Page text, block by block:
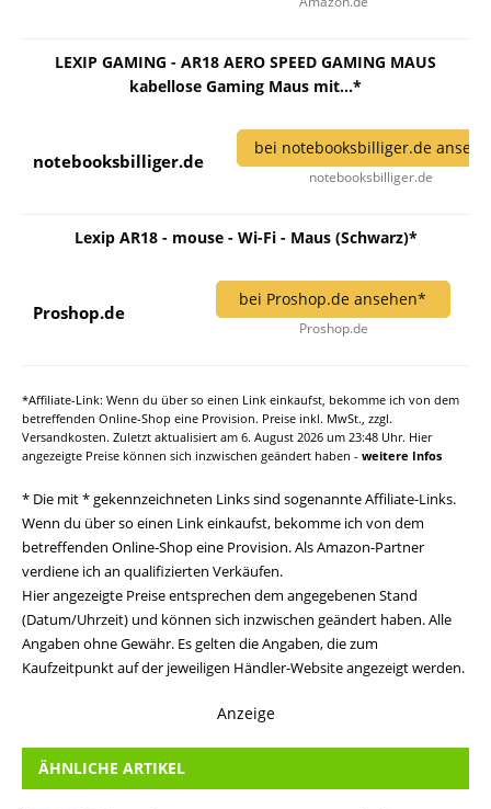
LEXIP GAMING - AR18 AERO SPEED GAMING MAUS
kabellose Gaming Maus mit...*
notebooksbilliger.de
bei notebooksbilliger.de
notebooksbilliger.de
Lexip AR18 - mouse - Wi-Fi - Maus (Schwarz)*
Proshop.de
bei Proshop.de ansehen*
Proshop.de
*Affiliate-Link: Wenn du über so einen Link einkaufst, bekomme ich von dem
betreffenden Online-Shop eine Provision. Preise inkl. MwSt., zzgl.
Versandkosten. Zuletzt aktualisiert am 6. August 2026 um 23:48 Uhr. Hier
angezeigte Preise können sich inzwischen geändert haben - weitere Infos
* Die mit * gekennzeichneten Links sind sogenannte Affiliate-Links.
Wenn du über so einen Link einkaufst, bekomme ich von dem
betreffenden Online-Shop eine Provision. Als Amazon-Partner
verdiene ich an qualifizierten Verkäufen.
Hier angezeigte Preise entsprechen dem angegebenen Stand
(Datum/Uhrzeit) und können sich inzwischen geändert haben. Alle
Angaben ohne Gewähr. Es gelten die Angaben, die zum
Kaufzeitpunkt auf der jeweiligen Händler-Website angezeigt werden.
Anzeige
ÄHNLICHE ARTIKEL